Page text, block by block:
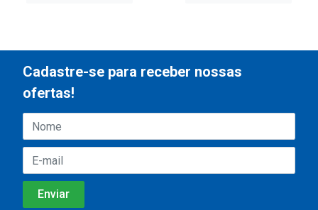
Cadastre-se para receber nossas
ofertas!